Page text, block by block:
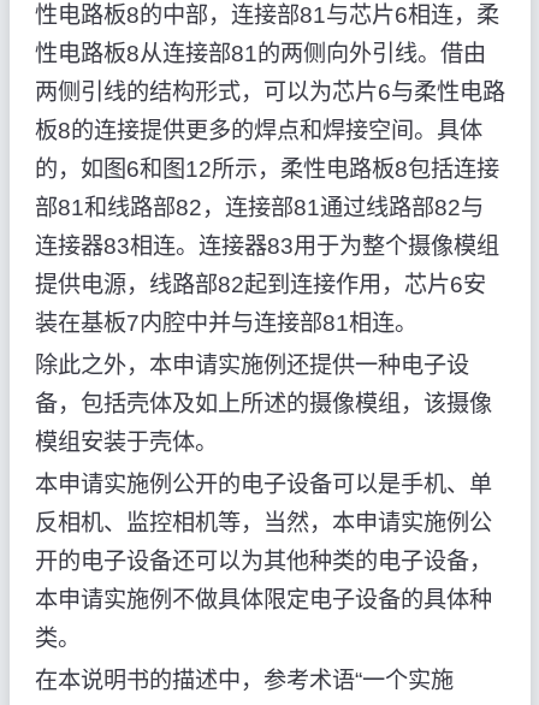
性电路板8的中部，连接部81与芯片6相连，柔
性电路板8从连接部81的两侧向外引线。借由
两侧引线的结构形式，可以为芯片6与柔性电路
板8的连接提供更多的焊点和焊接空间。具体
的，如图6和图12所示，柔性电路板8包括连接
部81和线路部82，连接部81通过线路部82与
连接器83相连。连接器83用于为整个摄像模组
提供电源，线路部82起到连接作用，芯片6安
装在基板7内腔中并与连接部81相连。
除此之外，本申请实施例还提供一种电子设
备，包括壳体及如上所述的摄像模组，该摄像
模组安装于壳体。
本申请实施例公开的电子设备可以是手机、单
反相机、监控相机等，当然，本申请实施例公
开的电子设备还可以为其他种类的电子设备，
本申请实施例不做具体限定电子设备的具体种
类。
在本说明书的描述中，参考术语“一个实施